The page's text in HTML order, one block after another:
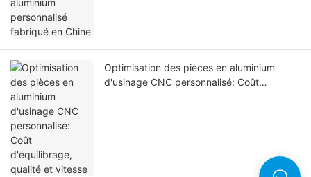
Optimisation des pièces en aluminium
d'usinage CNC personnalisé: Coût